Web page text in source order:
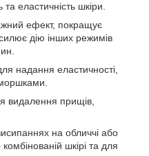
еластичність шкіри.
ефект, покращує
дію інших режимів
надання еластичності,
видалення прищів,
на обличчі або
шкірі та для